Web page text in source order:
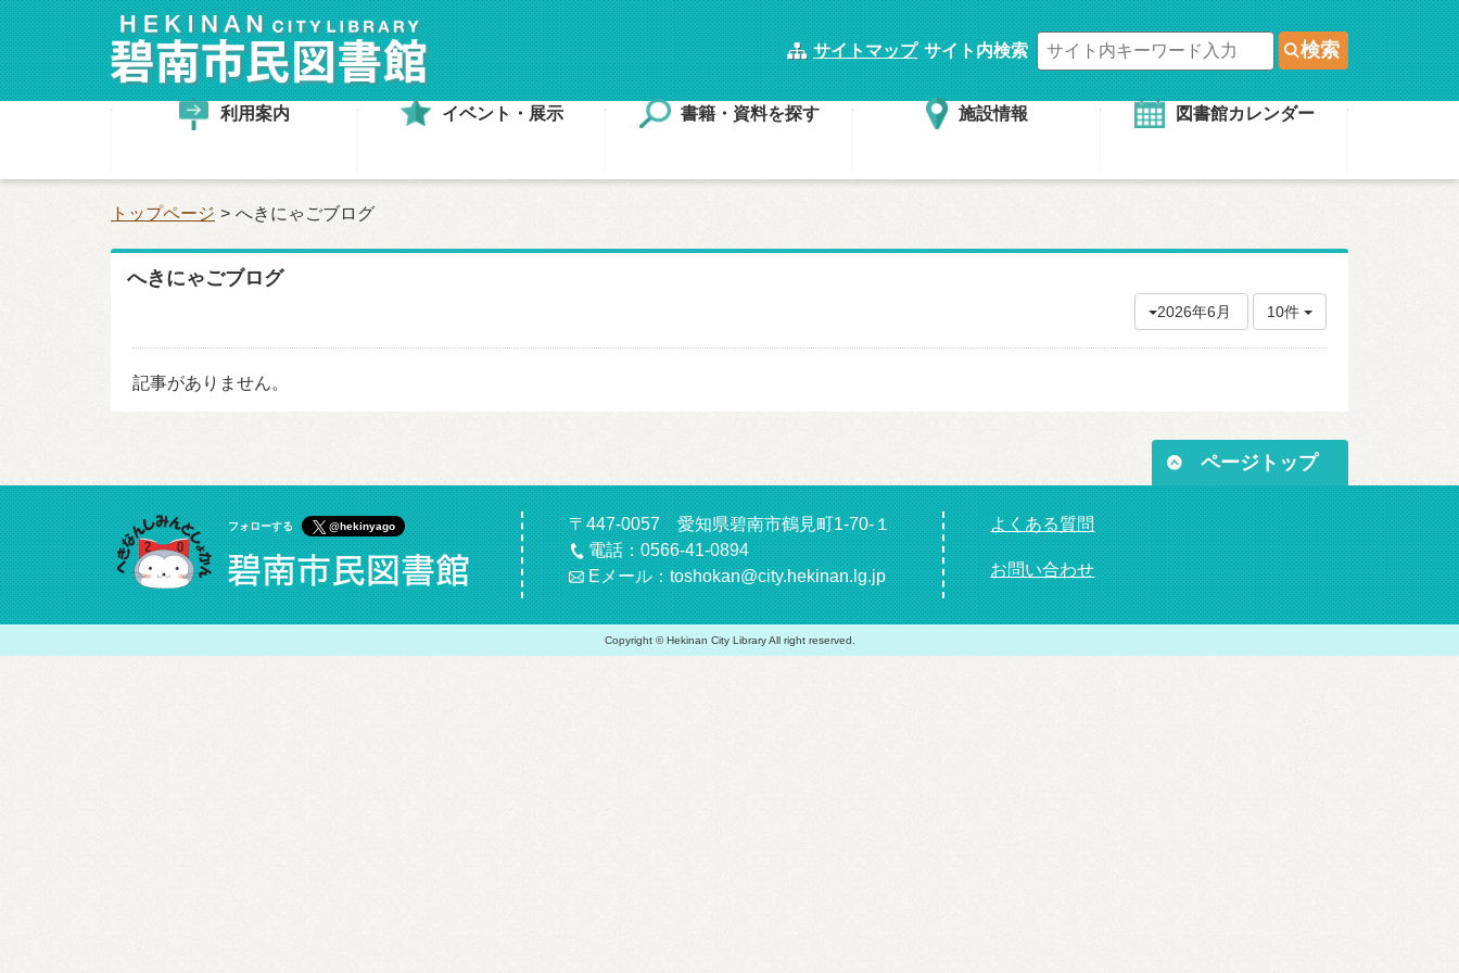
サイトマップ サイト内検索 検索
利用案内 イベント・展示 書籍・資料を探す 施設情報 図書館カレンダー
トップページ へきにゃごブログ
へきにゃごブログ
2026年6月 10件
記事がありません。
ページトップ
フォローする @hekinyago
〒447-0057 愛知県碧南市鶴見町1-70-１
電話：0566-41-0894
Eメール：toshokan@city.hekinan.lg.jp
よくある質問
お問い合わせ
Copyright © Hekinan City Library All right reserved.